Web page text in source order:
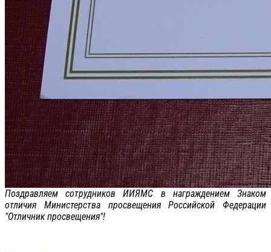
Поздравляем сотрудников ИИЯМС в награждением Знаком
отличия Министерства просвещения Российской Федерации
"Отличник просвещения"!